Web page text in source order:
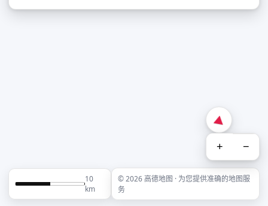
+ −
10
km
© 2026 高德地图 · 为您提供准确的地图服
务